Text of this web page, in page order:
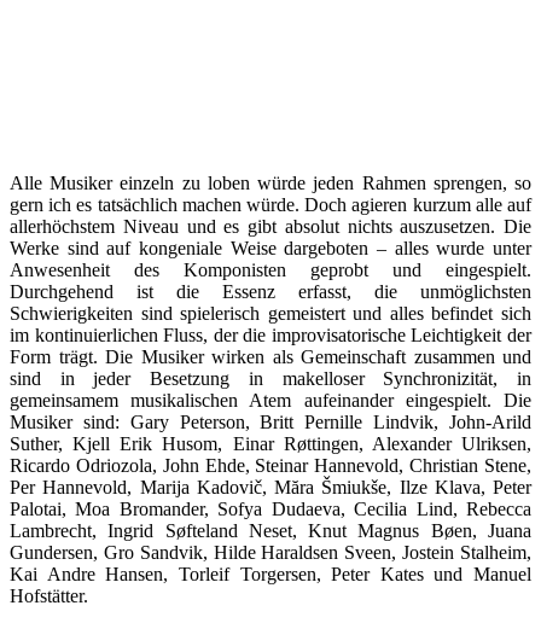
Alle Musiker einzeln zu loben würde jeden Rahmen sprengen, so
gern ich es tatsächlich machen würde. Doch agieren kurzum alle auf
allerhöchstem Niveau und es gibt absolut nichts auszusetzen. Die
Werke sind auf kongeniale Weise dargeboten – alles wurde unter
Anwesenheit des Komponisten geprobt und eingespielt.
Durchgehend ist die Essenz erfasst, die unmöglichsten
Schwierigkeiten sind spielerisch gemeistert und alles befindet sich
im kontinuierlichen Fluss, der die improvisatorische Leichtigkeit der
Form trägt. Die Musiker wirken als Gemeinschaft zusammen und
sind in jeder Besetzung in makelloser Synchronizität, in
gemeinsamem musikalischen Atem aufeinander eingespielt. Die
Musiker sind: Gary Peterson, Britt Pernille Lindvik, John-Arild
Suther, Kjell Erik Husom, Einar Røttingen, Alexander Ulriksen,
Ricardo Odriozola, John Ehde, Steinar Hannevold, Christian Stene,
Per Hannevold, Marija Kadovič, Măra Šmiukše, Ilze Klava, Peter
Palotai, Moa Bromander, Sofya Dudaeva, Cecilia Lind, Rebecca
Lambrecht, Ingrid Søfteland Neset, Knut Magnus Bøen, Juana
Gundersen, Gro Sandvik, Hilde Haraldsen Sveen, Jostein Stalheim,
Kai Andre Hansen, Torleif Torgersen, Peter Kates und Manuel
Hofstätter.